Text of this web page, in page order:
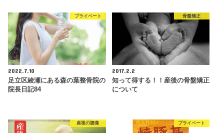
プライベート
2022.7.10
足立区綾瀬にある森の葉整骨院の
院長日記84
骨盤矯正
2017.2.2
知って得する！！産後の骨盤矯正
について
産後の腰痛 プライベート